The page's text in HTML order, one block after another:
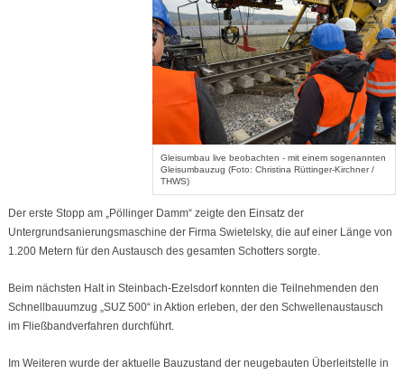
Gleisumbau live beobachten - mit einem sogenannten
Gleisumbauzug (Foto: Christina Rüttinger-Kirchner /
THWS)
Der erste Stopp am „Pöllinger Damm“ zeigte den Einsatz der
Untergrundsanierungsmaschine der Firma Swietelsky, die auf einer Länge von
1.200 Metern für den Austausch des gesamten Schotters sorgte.
Beim nächsten Halt in Steinbach-Ezelsdorf konnten die Teilnehmenden den
Schnellbauumzug „SUZ 500“ in Aktion erleben, der den Schwellenaustausch
im Fließbandverfahren durchführt.
Im Weiteren wurde der aktuelle Bauzustand der neugebauten Überleitstelle in